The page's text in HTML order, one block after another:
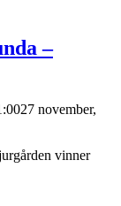
–
27 november,
vinner